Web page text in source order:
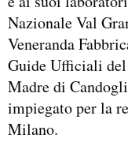
Nazionale Val
Veneranda
Guide Ufficiali
Madre di
impiegato per la
Milano.